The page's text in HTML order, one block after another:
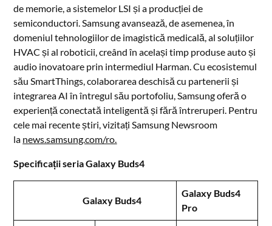
de memorie, a sistemelor LSI și a producției de
semiconductori. Samsung avansează, de asemenea, în
domeniul tehnologiilor de imagistică medicală, al soluțiilor
HVAC și al roboticii, creând în același timp produse auto și
audio inovatoare prin intermediul Harman. Cu ecosistemul
său SmartThings, colaborarea deschisă cu partenerii și
integrarea AI în întregul său portofoliu, Samsung oferă o
experiență conectată inteligentă și fără întreruperi. Pentru
cele mai recente știri, vizitați Samsung Newsroom
la news.samsung.com/ro.
Specificații seria Galaxy Buds4
Galaxy Buds4
Galaxy Buds4
Pro